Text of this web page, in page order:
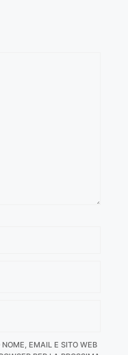
EMAIL E SITO WEB